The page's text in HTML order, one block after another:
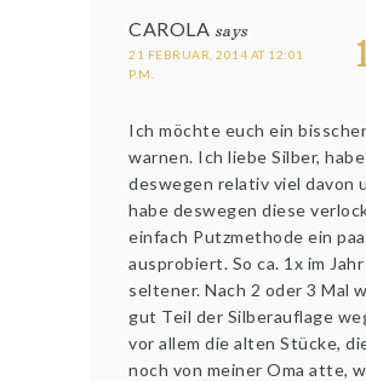
CAROLA says
21 FEBRUAR, 2014 AT 12:01
P.M.
Ich möchte euch ein
warnen. Ich liebe Silber, habe
deswegen relativ viel davon
habe deswegen diese
einfach Putzmethode ein
ausprobiert. So ca. 1x im
seltener. Nach 2 oder 3 Mal
gut Teil der Silberauflage
vor allem die alten Stücke,
noch von meiner Oma atte,